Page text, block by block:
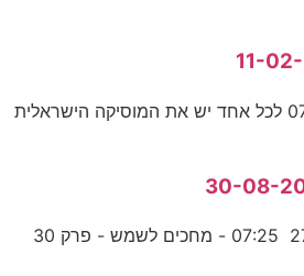
בוקר ישראלי 06:00 - 07:11 לכל אחד יש את המוסיקה הישראלית